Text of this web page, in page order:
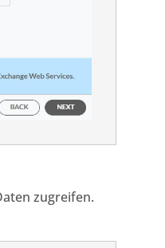
zugreifen.